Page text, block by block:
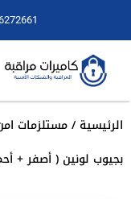
الرئيسية/مستلزمات
بجيوب لونين ( أصفر +